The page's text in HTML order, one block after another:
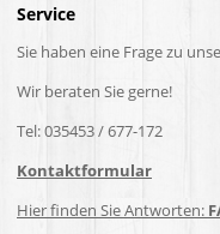
Service
Sie haben eine Frage zu
Wir beraten Sie gerne!
Tel: 035453 / 677-172
Kontaktformular
Hier finden Sie Antworten: